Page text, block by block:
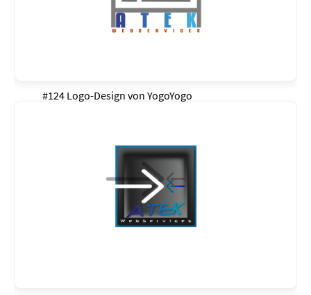
#124 Logo-Design von YogoYogo